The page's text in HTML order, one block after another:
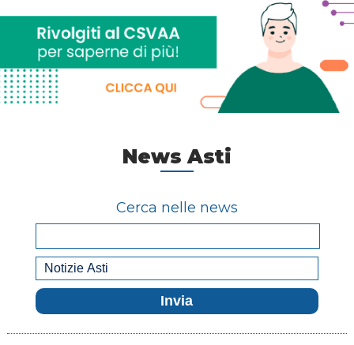
News Asti
Cerca nelle news